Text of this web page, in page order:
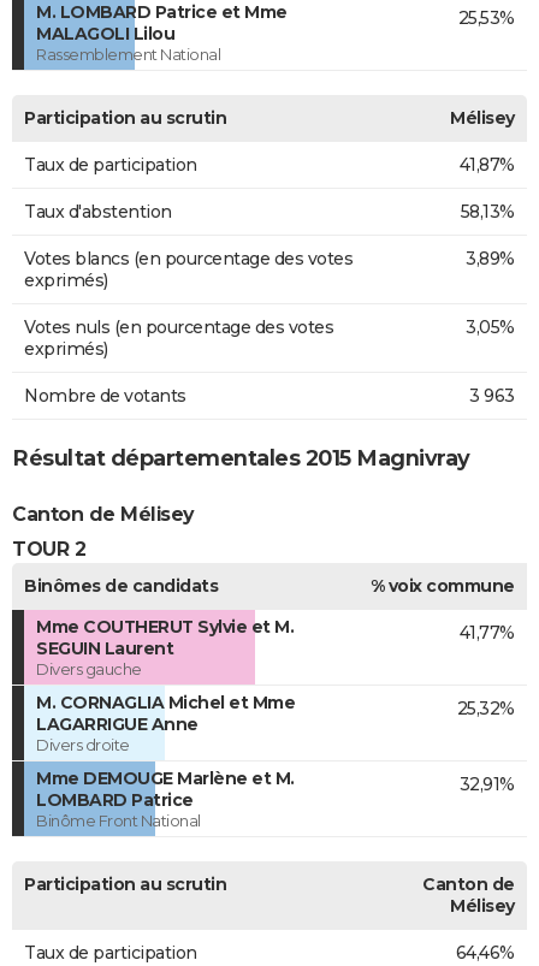
M. LOMBARD Patrice et Mme
MALAGOLI Lilou
Rassemblement National
25,53%
Participation au scrutin Mélisey
Taux de participation 41,87%
Taux d'abstention 58,13%
Votes blancs (en pourcentage des votes
exprimés)
3,89%
Votes nuls (en pourcentage des votes
exprimés)
3,05%
Nombre de votants 3 963
Résultat départementales 2015 Magnivray
Canton de Mélisey
TOUR 2
Binômes de candidats
% voix commune
Mme COUTHERUT Sylvie et M.
SEGUIN Laurent
Divers gauche
41,77%
M. CORNAGLIA Michel et Mme
LAGARRIGUE Anne
Divers droite
25,32%
Mme DEMOUGE Marlène et M.
LOMBARD Patrice
Binôme Front National
32,91%
Participation au scrutin
Canton de
Mélisey
Taux de participation 64,46%